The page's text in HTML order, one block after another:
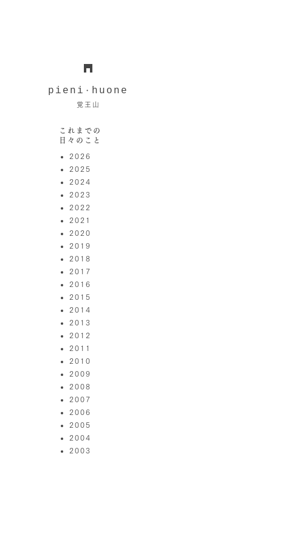
pieni ・huone
覚王山
これまでの
日々のこと
2026
2025
2024
2023
2022
2021
2020
2019
2018
2017
2016
2015
2014
2013
2012
2011
2010
2009
2008
2007
2006
2005
2004
2003